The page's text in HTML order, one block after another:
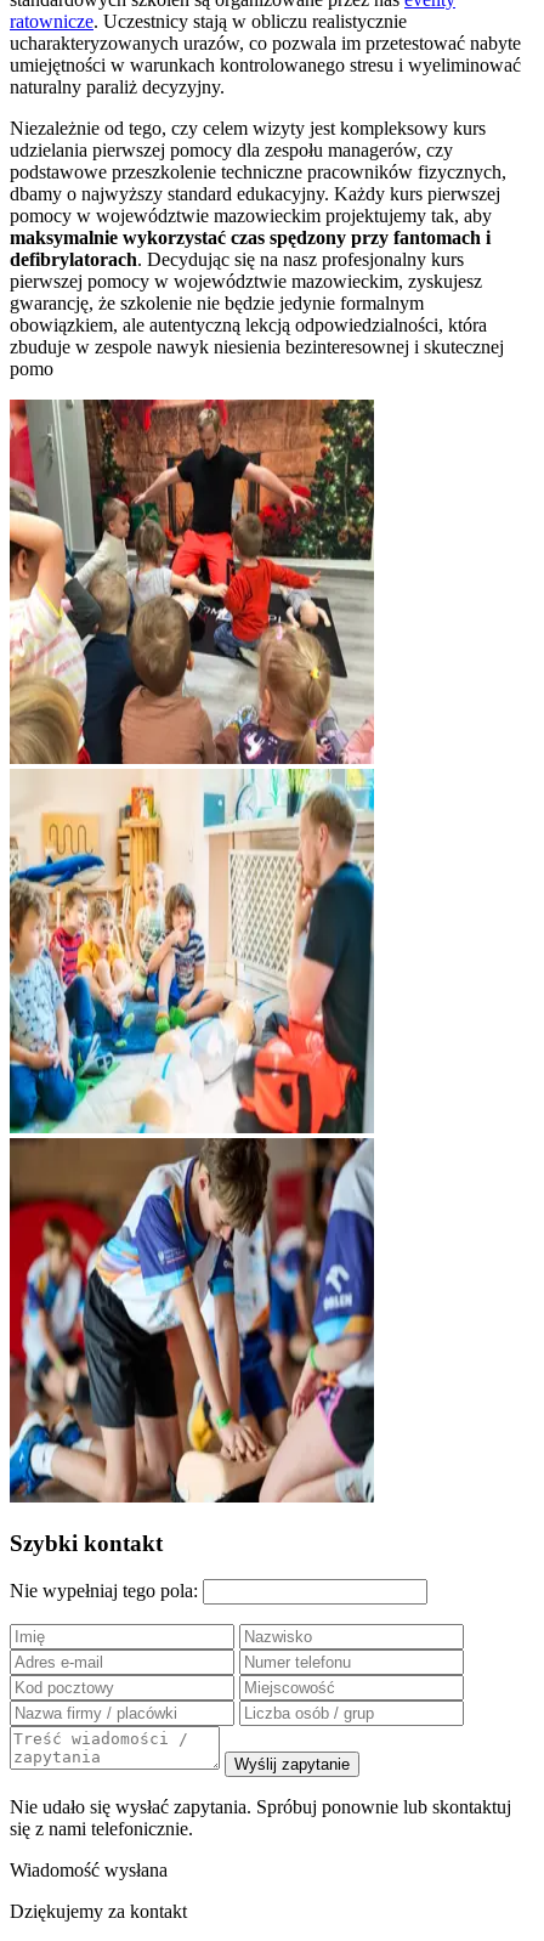
ratownicze. Uczestnicy stają w obliczu realistycznie
ucharakteryzowanych urazów, co pozwala im przetestować nabyte
umiejętności w warunkach kontrolowanego stresu i wyeliminować
naturalny paraliż decyzyjny.
Niezależnie od tego, czy celem wizyty jest kompleksowy kurs
udzielania pierwszej pomocy dla zespołu managerów, czy
podstawowe przeszkolenie techniczne pracowników fizycznych,
dbamy o najwyższy standard edukacyjny. Każdy kurs pierwszej
pomocy w województwie mazowieckim projektujemy tak, aby
maksymalnie wykorzystać czas spędzony przy fantomach i
defibrylatorach. Decydując się na nasz profesjonalny kurs
pierwszej pomocy w województwie mazowieckim, zyskujesz
gwarancję, że szkolenie nie będzie jedynie formalnym
obowiązkiem, ale autentyczną lekcją odpowiedzialności, która
zbuduje w zespole nawyk niesienia bezinteresownej i skutecznej
pomo
Szybki kontakt
Nie wypełniaj tego pola:
Wyślij zapytanie
Nie udało się wysłać zapytania. Spróbuj ponownie lub skontaktuj
się z nami telefonicznie.
Wiadomość wysłana
Dziękujemy za kontakt